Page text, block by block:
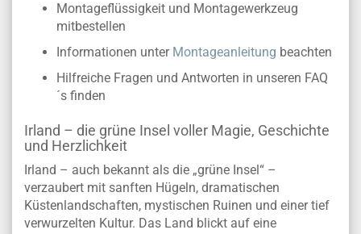
Montageflüssigkeit und Montagewerkzeug
mitbestellen
Informationen unter Montageanleitung beachten
Hilfreiche Fragen und Antworten in unseren FAQ
´s finden
Irland – die grüne Insel voller Magie, Geschichte
und Herzlichkeit
Irland – auch bekannt als die „grüne Insel“ –
verzaubert mit sanften Hügeln, dramatischen
Küstenlandschaften, mystischen Ruinen und einer tief
verwurzelten Kultur. Das Land blickt auf eine